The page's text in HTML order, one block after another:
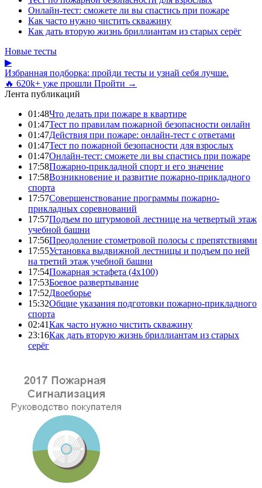
Онлайн-тест: сможете ли вы спастись при пожаре
Как часто нужно чистить скважину
Как дать вторую жизнь бриллиантам из старых серёг
Новые тесты
▶
Избранная подборка: пройди тесты и узнай себя лучше.
🔥 620k+ уже прошли Пройти →
Лента публикаций
01:48Что делать при пожаре в квартире
01:47Тест по правилам пожарной безопасности онлайн
01:47Действия при пожаре: онлайн-тест с ответами
01:47Тест по пожарной безопасности для взрослых
01:47Онлайн-тест: сможете ли вы спастись при пожаре
17:58Пожарно-прикладной спорт и его значение
17:58Возникновение и развитие пожарно-прикладного
спорта
17:57Совершенствование программы пожарно-
прикладных соревнований
17:57Подъем по штурмовой лестнице на четвертый этаж
учебной башни
17:56Преодоление стометровой полосы с препятствиями
17:55Установка выдвижной лестницы и подъем по ней
на третий этаж учебной башни
17:54Пожарная эстафета (4x100)
17:53Боевое развертывание
17:52Двоеборье
15:32Общие указания подготовки пожарно-прикладного
спорта
02:41Как часто нужно чистить скважину
23:16Как дать вторую жизнь бриллиантам из старых
серёг